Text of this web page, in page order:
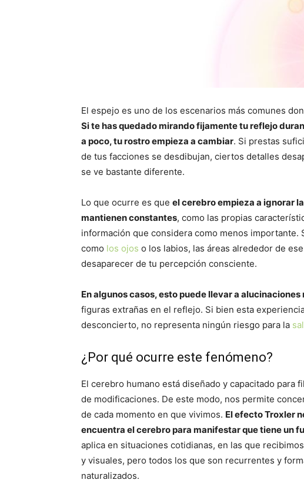
El espejo es uno de los escenarios más comunes
Si te has quedado mirando fijamente tu reflejo
a poco, tu rostro empieza a cambiar. Si prestas
de tus facciones se desdibujan, ciertos detalles
se ve bastante diferente.
Lo que ocurre es que el cerebro empieza a ignorar
mantienen constantes, como las propias
información que considera como menos
como los ojos o los labios, las áreas alrededor de
desaparecer de tu percepción consciente.
En algunos casos, esto puede llevar a alucinaciones
figuras extrañas en el reflejo. Si bien esta
desconcierto, no representa ningún riesgo para la
¿Por qué ocurre este fenómeno?
El cerebro humano está diseñado y capacitado
de modificaciones. De este modo, nos permite
de cada momento en que vivimos. El efecto Troxler
encuentra el cerebro para manifestar que tiene un
aplica en situaciones cotidianas, en las que
y visuales, pero todos los que son recurrentes y
naturalizados.